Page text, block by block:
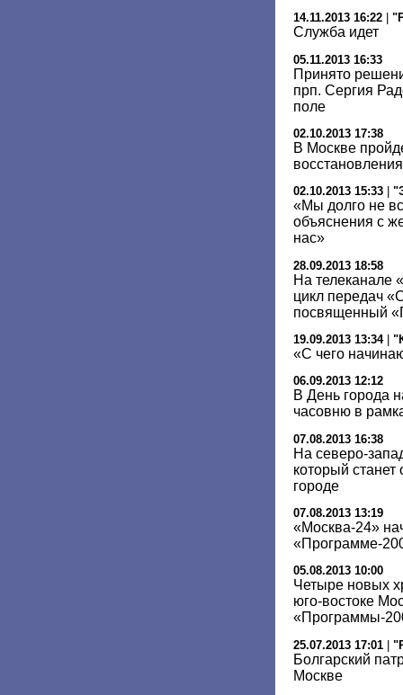
14.11.2013 16:22
Служба идет
05.11.2013 16:33
Принято
прп. Сергия
поле
02.10.2013 17:38
В Москве
02.10.2013 15:33
«Мы долго не
объяснения с
нас»
28.09.2013 18:58
На телеканале
цикл передач
посвященный
19.09.2013 13:34|
«С чего
06.09.2013 12:12
В День города
часовню в
07.08.2013 16:38
На северо-
который
городе
07.08.2013 13:19
«Москва-24»
«Программе-
05.08.2013 10:00
Четыре новых
юго-востоке
«Программы-
25.07.2013 17:01 |
Болгарский
Москве